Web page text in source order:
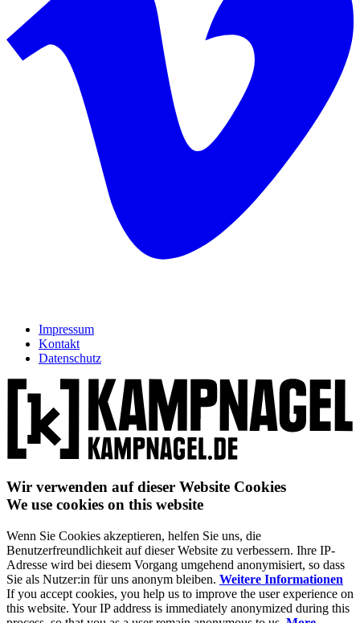
Impressum
Kontakt
Datenschutz
Wir verwenden auf dieser Website Cookies
We use cookies on this website
Wenn Sie Cookies akzeptieren, helfen Sie uns, die
Benutzerfreundlichkeit auf dieser Website zu verbessern. Ihre IP-
Adresse wird bei diesem Vorgang umgehend anonymisiert, so dass
Sie als Nutzer:in für uns anonym bleiben. Weitere Informationen
If you accept cookies, you help us to improve the user experience on
this website. Your IP address is immediately anonymized during this